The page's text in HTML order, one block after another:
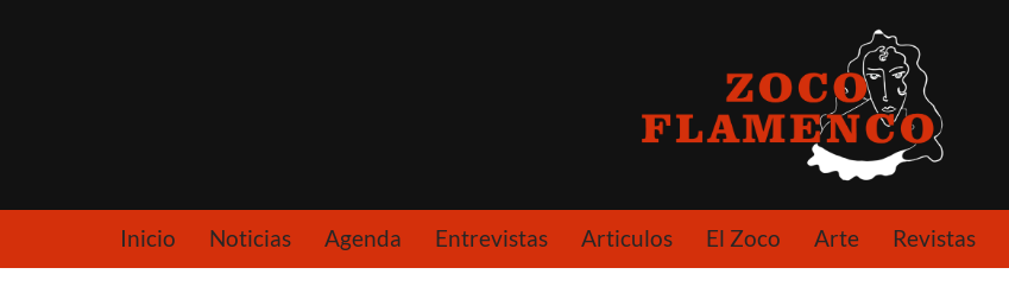
Inicio Noticias Agenda Entrevistas Articulos El Zoco Arte Revistas